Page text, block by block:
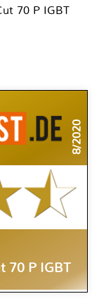
70 P IGBT
8/2020
70 P IGBT